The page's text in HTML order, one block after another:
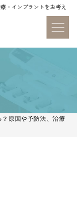
・インプラントをお考え
・インプラントをお考え
原因や予防法、治療